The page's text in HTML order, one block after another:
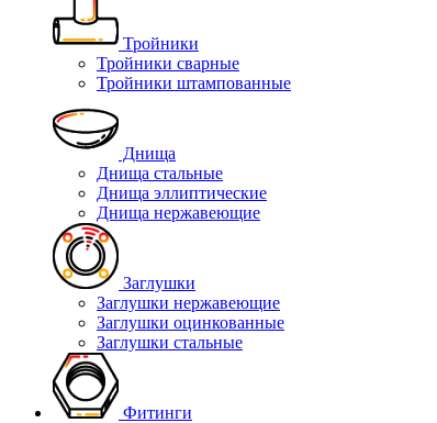
Тройники
Тройники сварные
Тройники штампованные
Днища
Днища стальные
Днища эллиптические
Днища нержавеющие
Заглушки
Заглушки нержавеющие
Заглушки оцинкованные
Заглушки стальные
Фитинги